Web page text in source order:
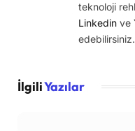
teknoloji
Linkedin ve
edebilirsiniz.
İlgiliYazılar